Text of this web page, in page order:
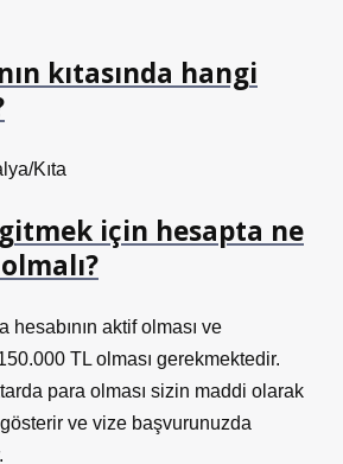
kıtasında hangi
Kıta
için hesapta ne
aktif olması ve
TL olması gerekmektedir.
para olması sizin maddi olarak
ve vize başvurunuzda